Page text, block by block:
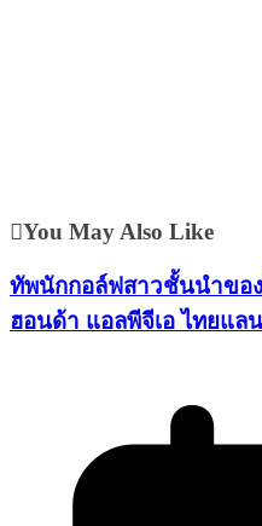
You May Also Like
ทัพนักกอล์ฟสาวชั้นนำขอ
ฮอนด้า แอลพีจีเอ ไทยแล